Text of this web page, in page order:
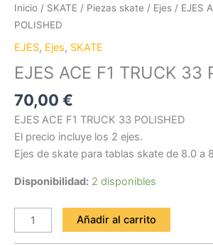
Inicio / SKATE / Piezas skate / Ejes / EJES
POLISHED
EJES, Ejes, SKATE
EJES ACE F1 TRUCK 33
70,00 €
EJES ACE F1 TRUCK 33 POLISHED
El precio incluye los 2 ejes.
Ejes de skate para tablas skate de 8.0 a
Disponibilidad: 2 disponibles
Añadir al carrito